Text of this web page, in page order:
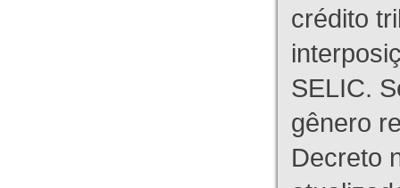
crédito
SELIC.
gênero
Decreto